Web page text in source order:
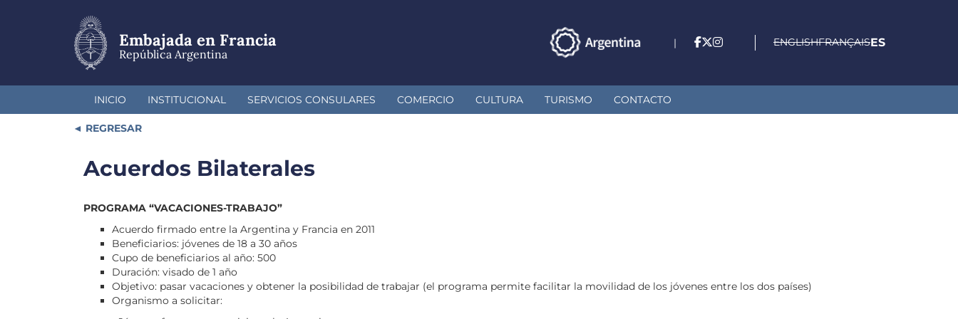
Embajada en Francia
República Argentina
| ENGLISHFRANÇAISES
INICIO INSTITUCIONAL SERVICIOS CONSULARES COMERCIO CULTURA TURISMO CONTACTO
REGRESAR
Acuerdos Bilaterales
PROGRAMA “VACACIONES-TRABAJO”
Acuerdo firmado entre la Argentina y Francia en 2011
Beneficiarios: jóvenes de 18 a 30 años
Cupo de beneficiarios al año: 500
Duración: visado de 1 año
Objetivo: pasar vacaciones y obtener la posibilidad de trabajar (el programa permite facilitar la movilidad de los jóvenes entre los dos países)
Organismo a solicitar: